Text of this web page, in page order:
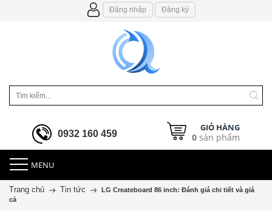
Đăng nhập Đăng ký
0932 160 459
GIỎ HÀNG
0sản phẩm
MENU
Trang chủ Tin tức
LG Createboard 86 inch: Đánh giá chi tiết và giá
cả